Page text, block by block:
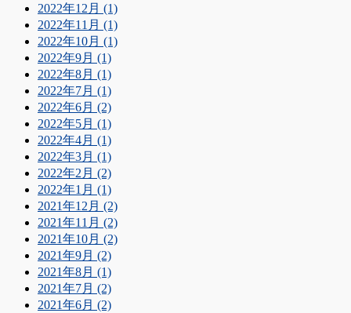
2022年12月 (1)
2022年11月 (1)
2022年10月 (1)
2022年9月 (1)
2022年8月 (1)
2022年7月 (1)
2022年6月 (2)
2022年5月 (1)
2022年4月 (1)
2022年3月 (1)
2022年2月 (2)
2022年1月 (1)
2021年12月 (2)
2021年11月 (2)
2021年10月 (2)
2021年9月 (2)
2021年8月 (1)
2021年7月 (2)
2021年6月 (2)